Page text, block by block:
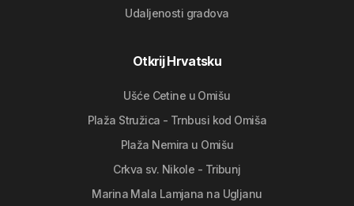
Udaljenosti gradova
Otkrij Hrvatsku
Ušće Cetine u Omišu
Plaža Stružica - Trnbusi kod Omiša
Plaža Nemira u Omišu
Crkva sv. Nikole - Tribunj
Marina Mala Lamjana na Ugljanu